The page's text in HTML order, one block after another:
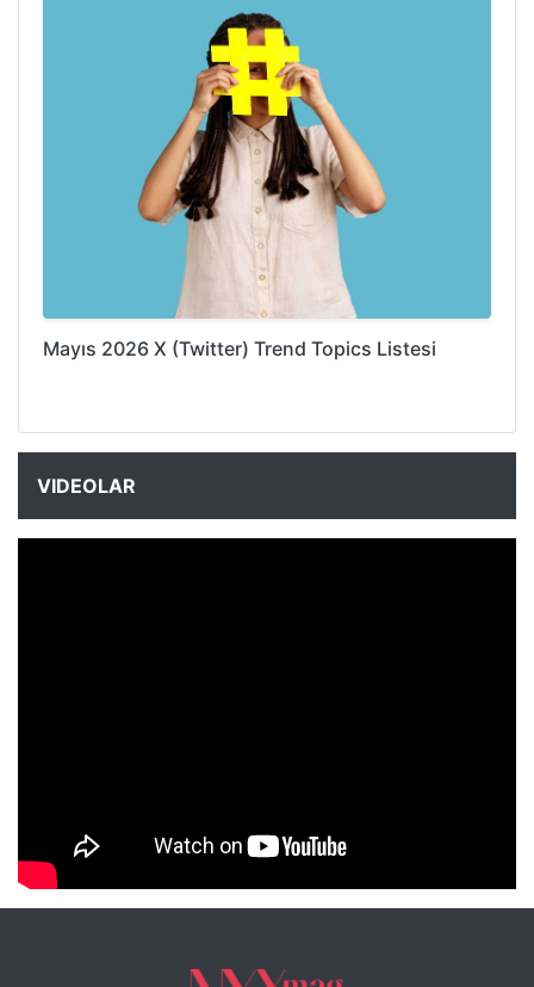
Mayıs 2026 X (Twitter) Trend Topics Listesi
VIDEOLAR
NYXmag 2. Yaş Kutlama Etkinliği